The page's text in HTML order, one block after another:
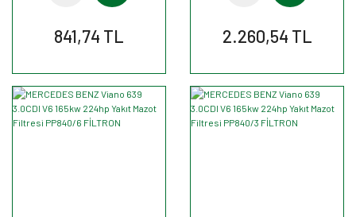
841,74 TL 2.260,54 TL